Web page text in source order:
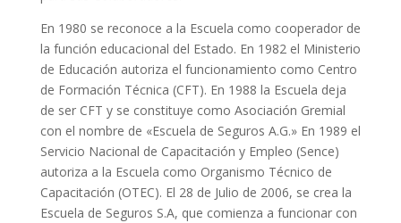
En 1980 se reconoce a la Escuela como cooperador de
la función educacional del Estado. En 1982 el Ministerio
de Educación autoriza el funcionamiento como Centro
de Formación Técnica (CFT). En 1988 la Escuela deja
de ser CFT y se constituye como Asociación Gremial
con el nombre de «Escuela de Seguros A.G.» En 1989 el
Servicio Nacional de Capacitación y Empleo (Sence)
autoriza a la Escuela como Organismo Técnico de
Capacitación (OTEC). El 28 de Julio de 2006, se crea la
Escuela de Seguros S.A, que comienza a funcionar con